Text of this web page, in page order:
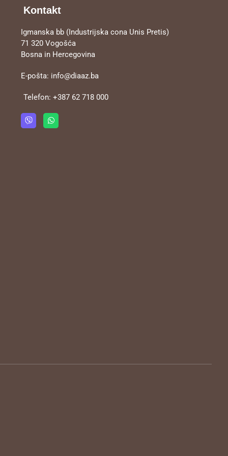
Kontakt
Igmanska bb (Industrijska cona Unis Pretis)
71 320 Vogošća
Bosna in Hercegovina
E-pošta: info@diaaz.ba
Telefon:+387 62 718 000